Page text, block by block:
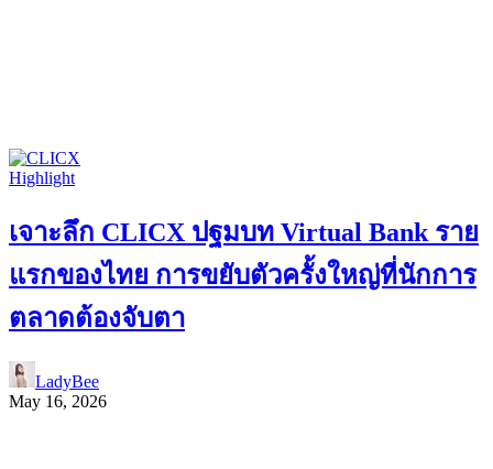
Highlight
เจาะลึก CLICX ปฐมบท Virtual Bank ราย
แรกของไทย การขยับตัวครั้งใหญ่ที่นักการ
ตลาดต้องจับตา
LadyBee
May 16, 2026